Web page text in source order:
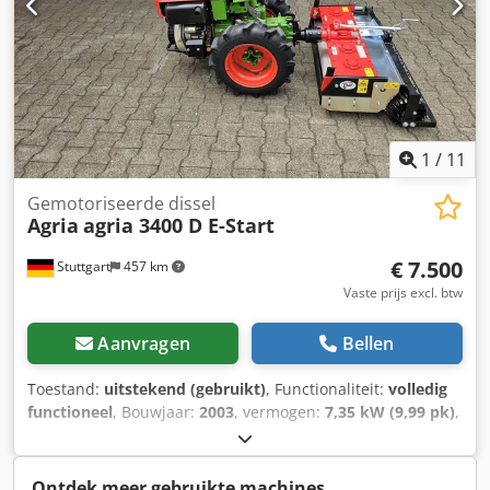
Financiering/leasing kunnen wij individueel voor u
aanvragen!
Crsdev Edvhspfx Apbsf - Bezichtiging / proefrit mogelijk! -
Verzendkosten landelijk 400,-€ via expediteur! -
Financiering/leasing kan individueel voor u worden
aangevraagd
1 / 11
Stuttgart 457 km
Gemotoriseerde dissel
Agria agria 3400 D E-Start
€ 7.500
Vaste prijs excl. btw
Aanvragen Bellen
Toestand: uitstekend (gebruikt), Functionaliteit: volledig
functioneel, Bouwjaar: 2003, vermogen: 7,35 kW (9,99 pk),
, soort overbrenging:
AGRIA 3400 differentieel Eénasser / werktuigdrager
Csdpfxjwzwftj Apborf - 10 pk Yanmar L100AE dieselmotor -